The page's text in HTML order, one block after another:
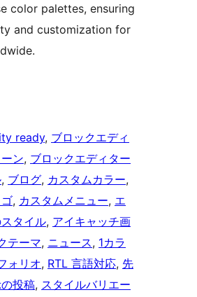
color palettes, ensuring
and customization for
ready, ブロックエディ
ン, ブロックエディター
, ブログ, カスタムカラー
, カスタムメニュー, エ
タイル, アイキャッチ画
テーマ, ニュース, 1カラ
ォリオ, RTL 言語対応, 先
投稿, スタイルバリエー